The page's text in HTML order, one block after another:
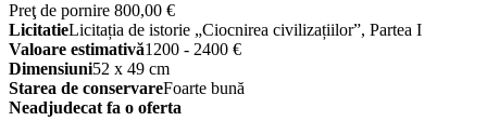
Preţ de pornire 800,00 €
LicitatieLicitația de istorie „Ciocnirea civilizațiilor”, Partea I
Valoare estimativă1200 - 2400 €
Dimensiuni52 x 49 cm
Starea de conservareFoarte bună
Neadjudecat fa o oferta